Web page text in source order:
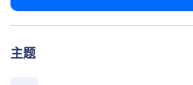
主题